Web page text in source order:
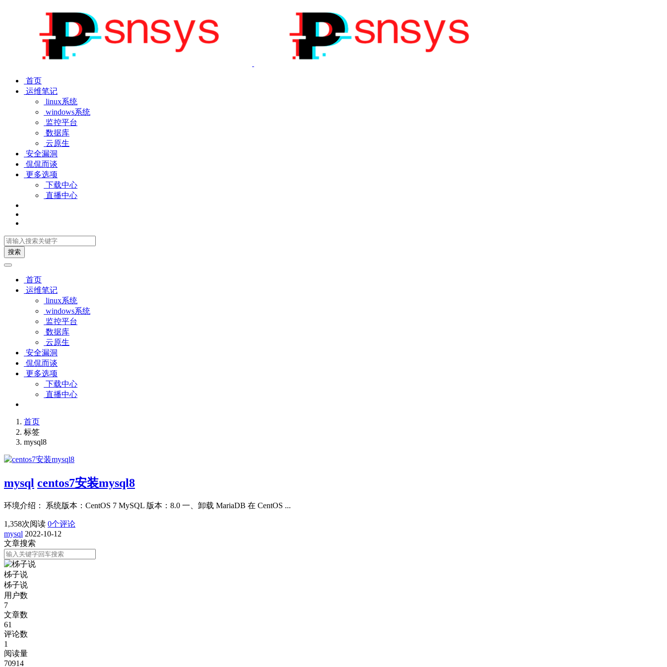
首页
运维笔记
linux系统
windows系统
监控平台
数据库
云原生
安全漏洞
侃侃而谈
更多选项
下载中心
直播中心
搜索
首页
运维笔记
linux系统
windows系统
监控平台
数据库
云原生
安全漏洞
侃侃而谈
更多选项
下载中心
直播中心
首页
标签
mysql8
mysql centos7安装mysql8
环境介绍： 系统版本：CentOS 7 MySQL 版本：8.0 一、卸载 MariaDB 在 CentOS ...
1,358次阅读 0个评论
mysql 2022-10-12
文章搜索
柹子说
柹子说
用户数
7
文章数
61
评论数
1
阅读量
70914